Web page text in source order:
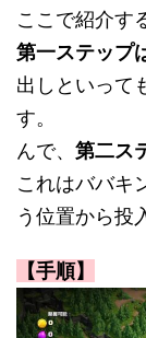
ここで紹介す
第一ステップ
出しといって
す。
んで、 第二ス
これはババキ
う位置から投
【手順】